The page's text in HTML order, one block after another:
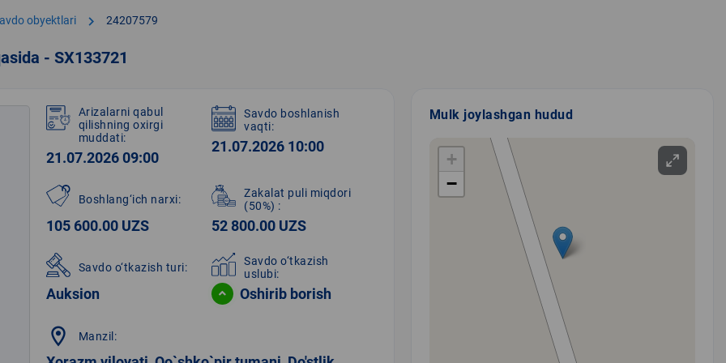
obyektlari chevron_right 24207579
- SX133721
Arizalarni qabul
qilishning oxirgi
muddati:
21.07.2026 09:00
Savdo boshlanish
vaqti:
21.07.2026 10:00
Boshlang‘ich narxi:
105 600.00 UZS
Zakalat puli miqdori
(50%) :
52 800.00 UZS
Savdo o‘tkazish turi:
Auksion
Savdo o‘tkazish
uslubi:
Oshirib borish
location_on Manzil:
Mulk joylashgan hudud
+
−